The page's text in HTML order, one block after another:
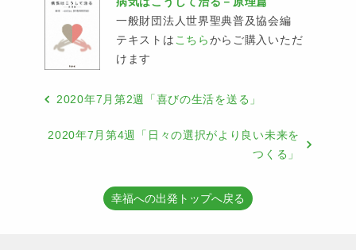
一般財団法人世界聖典普及協会編
テキストは こちらからご購入いただ
けます
2020年7月第2週「喜びの生活を送る」
2020年7月第4週「日々の選択がより良い未来を
つくる」
幸福への出発トップへ戻る